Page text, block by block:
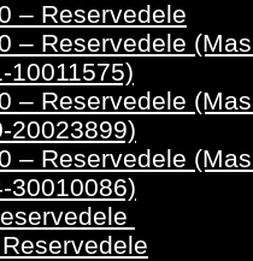
– Reservedele
– Reservedele
10011575)
– Reservedele
20023899)
– Reservedele
30010086)